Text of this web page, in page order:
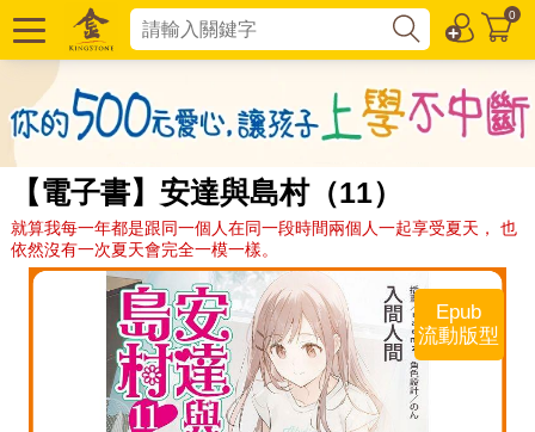
0
【電子書】安達與島村（11）
就算我每一年都是跟同一個人在同一段時間兩個人一起享受夏天， 也
依然沒有一次夏天會完全一模一樣。
Epub
流動版型